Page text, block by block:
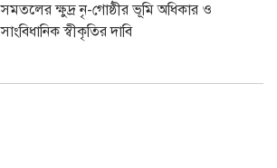
সমতলের ক্ষুদ্র নৃ-গোষ্ঠীর ভূমি অধিকার ও
সাংবিধানিক স্বীকৃতির দাবি